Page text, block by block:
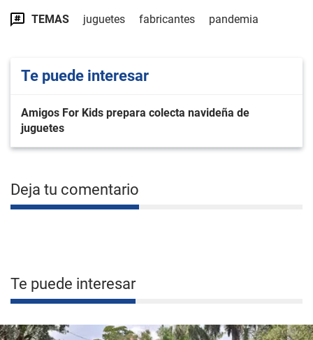
TEMAS juguetes fabricantes pandemia
Te puede interesar
Amigos For Kids prepara colecta navideña de
juguetes
Deja tu comentario
Te puede interesar